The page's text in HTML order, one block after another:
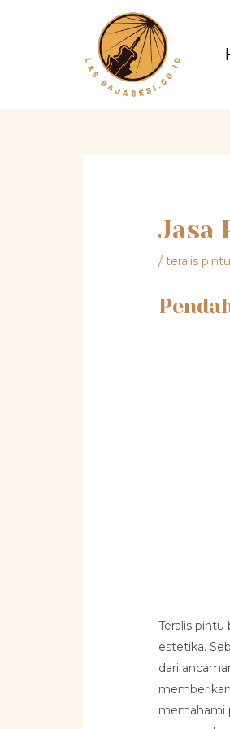
Jasa
/teralis pintu
Teralis
estetika.
dari
memahami